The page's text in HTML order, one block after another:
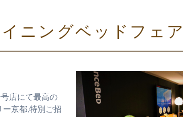
ニングベッドフェ
店にて最高の
ー京都,特別ご招